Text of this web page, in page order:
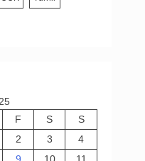
F S
S
2 3
4
9 10
11